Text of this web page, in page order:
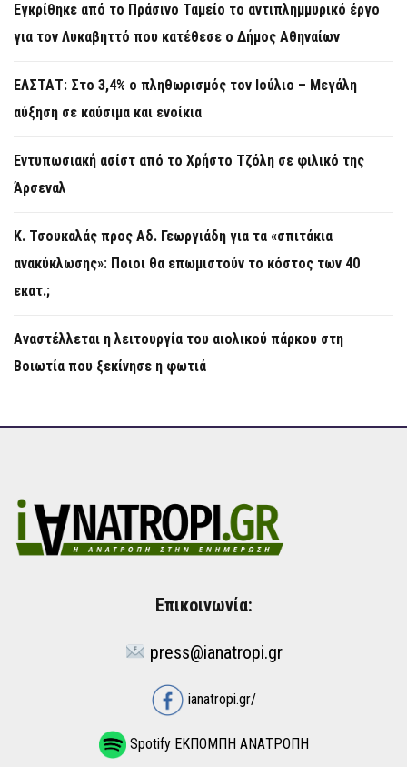
Εγκρίθηκε από το Πράσινο Ταμείο το αντιπλημμυρικό έργο
για τον Λυκαβηττό που κατέθεσε ο Δήμος Αθηναίων
ΕΛΣΤΑΤ: Στο 3,4% ο πληθωρισμός τον Ιούλιο – Μεγάλη
αύξηση σε καύσιμα και ενοίκια
Εντυπωσιακή ασίστ από το Χρήστο Τζόλη σε φιλικό της
Άρσεναλ
Κ. Τσουκαλάς προς Αδ. Γεωργιάδη για τα «σπιτάκια
ανακύκλωσης»: Ποιοι θα επωμιστούν το κόστος των 40
εκατ.;
Αναστέλλεται η λειτουργία του αιολικού πάρκου στη
Βοιωτία που ξεκίνησε η φωτιά
Επικοινωνία:
press@ianatropi.gr
ianatropi.gr/
Spotify ΕΚΠΟΜΠΗ ΑΝΑΤΡΟΠΗ